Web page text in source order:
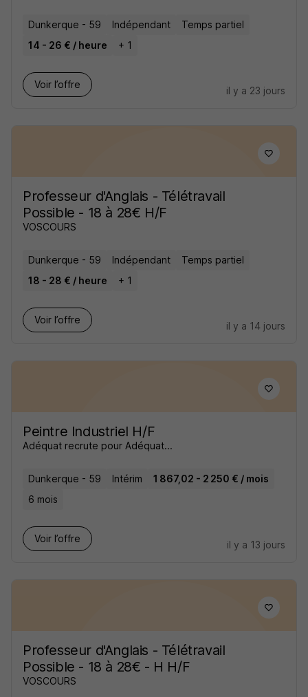
Dunkerque - 59 Indépendant
Temps partiel
14 - 26 € / heure
+ 1
Voir l’offre
il y a 23 jours
Professeur d'Anglais - Télétravail
Possible - 18 à 28€ H/F
VOSCOURS
Dunkerque - 59 Indépendant
Temps partiel
18 - 28 € / heure
+ 1
Voir l’offre
il y a 14 jours
Peintre Industriel H/F
Adéquat recrute pour Adéquat...
Dunkerque - 59 Intérim
1 867,02 - 2 250 € / mois
6 mois
Voir l’offre
il y a 13 jours
Professeur d'Anglais - Télétravail
Possible - 18 à 28€ - H H/F
VOSCOURS